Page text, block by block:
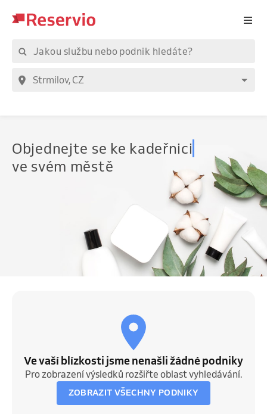
Objednejte se ke kadeřnici
ve svém městě
Ve vaší blízkosti jsme nenašli žádné podniky
Pro zobrazení výsledků rozšiřte oblast vyhledávání.
ZOBRAZIT VŠECHNY PODNIKY